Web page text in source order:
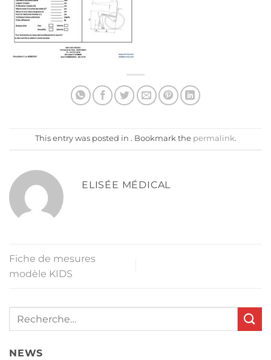
This entry was posted in . Bookmark the permalink.
ELISÉE MÉDICAL
Fiche de mesures
modèle KIDS
NEWS